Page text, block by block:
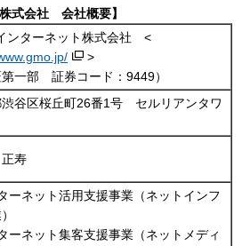
式会社 会社概要】
ンターネット株式会社 <
>
第一部 証券コード：9449）
渋谷区桜丘町26番1号 セルリアンタワ
寿
ーネット活用支援事業（ネットインフ
ーネット集客支援事業（ネットメディ